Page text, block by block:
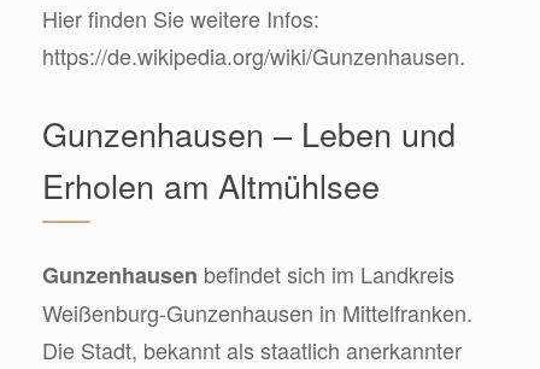
Hier finden Sie weitere Infos:
https://de.wikipedia.org/wiki/Gunzenhausen.
Gunzenhausen – Leben und
Erholen am Altmühlsee
Gunzenhausen befindet sich im Landkreis
Weißenburg-Gunzenhausen in Mittelfranken.
Die Stadt, bekannt als staatlich anerkannter